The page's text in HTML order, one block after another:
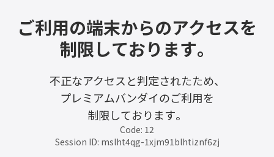
ご利用の端末からのアクセスを
制限しております。
不正なアクセスと判定されたため、
プレミアムバンダイのご利用を
制限しております。
Code: 12
Session ID: mslht4qg-1xjm91blhtiznf6zj